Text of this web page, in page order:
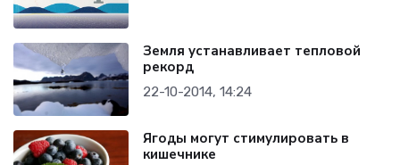
Земля устанавливает тепловой
рекорд
22-10-2014, 14:24
Ягоды могут стимулировать в
кишечнике